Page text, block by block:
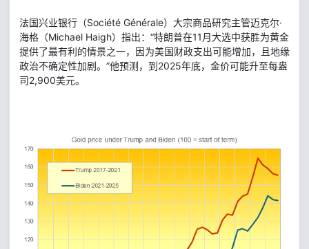
法国兴业银行（Société Générale）大宗商品研究主管迈克尔·
海格（Michael Haigh）指出：“特朗普在11月大选中获胜为黄金
提供了最有利的情景之一，因为美国财政支出可能增加，且地缘
政治不确定性加剧。”他预测，到2025年底，金价可能升至每盎
司2,900美元。